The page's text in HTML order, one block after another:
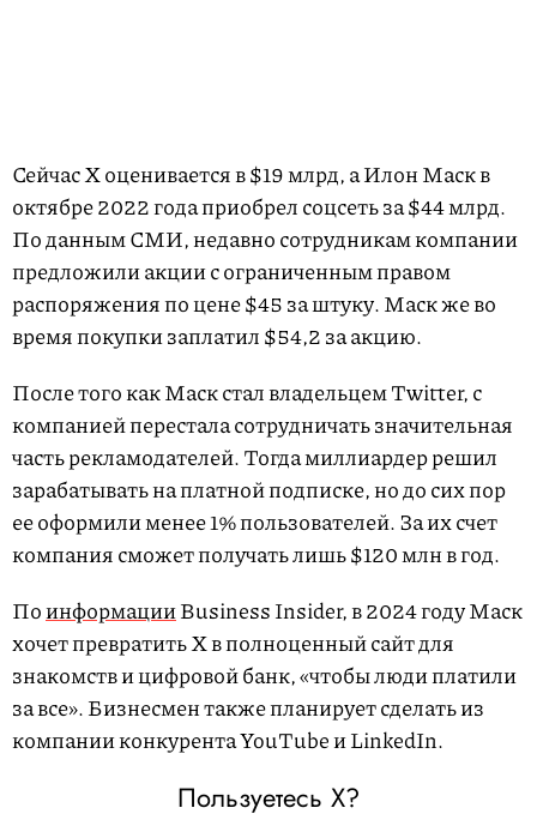
Сейчас Х оценивается в $19 млрд, а Илон Маск в
октябре 2022 года приобрел соцсеть за $44 млрд.
По данным СМИ, недавно сотрудникам компании
предложили акции с ограниченным правом
распоряжения по цене $45 за штуку. Маск же во
время покупки заплатил $54,2 за акцию.
После того как Маск стал владельцем Twitter, с
компанией перестала сотрудничать значительная
часть рекламодателей. Тогда миллиардер решил
зарабатывать на платной подписке, но до сих пор
ее оформили менее 1% пользователей. За их счет
компания сможет получать лишь $120 млн в год.
ПоинформацииBusiness Insider, в 2024 году Маск
хочет превратить Х в полноценный сайт для
знакомств и цифровой банк, «чтобы люди платили
за все». Бизнесмен также планирует сделать из
компании конкурента YouTube и LinkedIn.
Пользуетесь Х?